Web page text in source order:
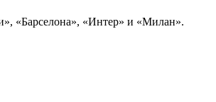
«Барселона», «Интер» и «Милан».